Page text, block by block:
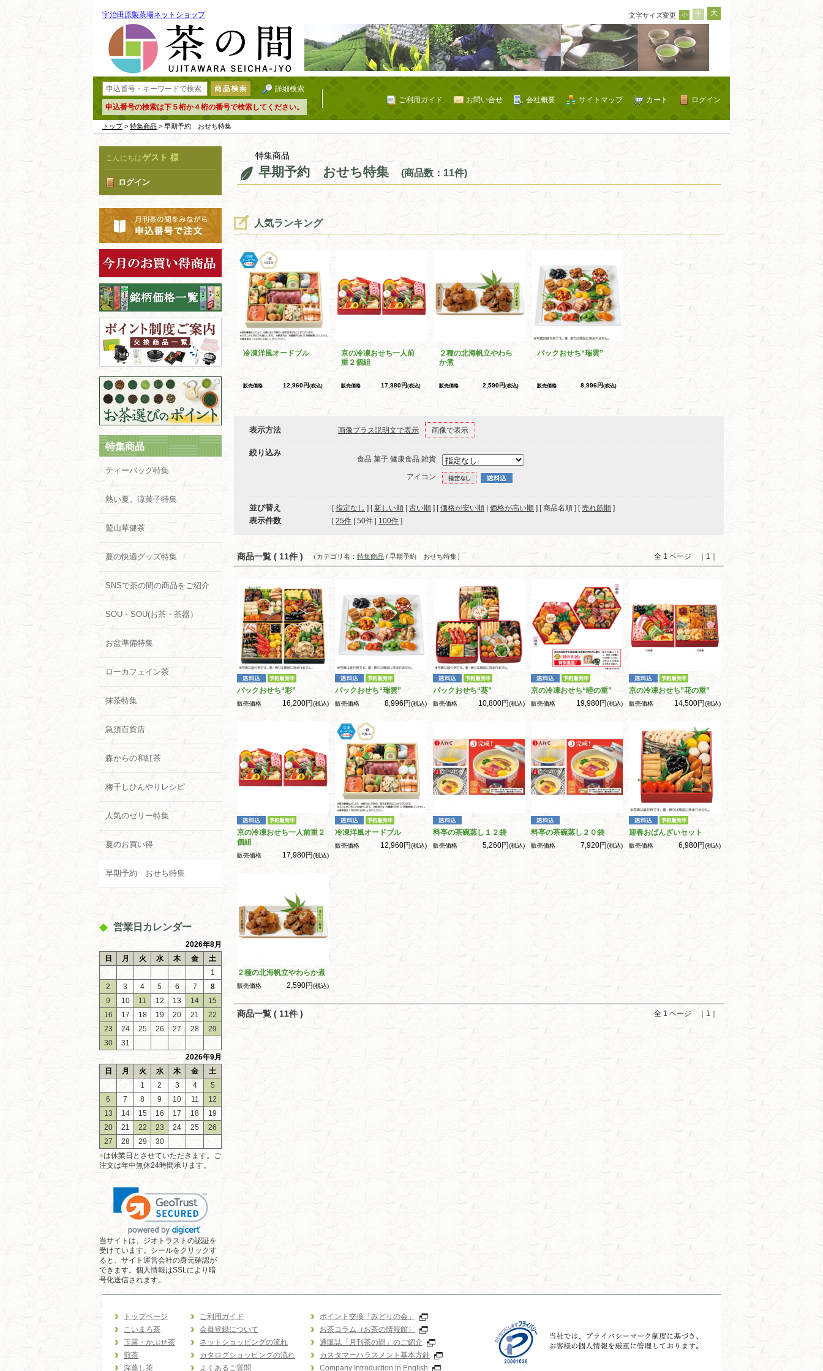
宇治田原製茶場ネットショップ 文字サイズ変更 小 中 大
詳細検索
申込番号の検索は下５桁か４桁の番号で検索してください。
ログイン
カート
サイトマップ
会社概要
お問い合せ
ご利用ガイド
トップ> 特集商品 > 早期予約 おせち特集
こんにちはゲスト 様
ログイン
特集商品
ティーバッグ特集
熱い夏。涼菓子特集
鷲山草健茶
夏の快適グッズ特集
SNSで茶の間の商品をご紹介
SOU・SOU(お茶・茶器）
お盆準備特集
ローカフェイン茶
抹茶特集
急須百貨店
森からの和紅茶
梅干しひんやりレシピ
人気のゼリー特集
夏のお買い得
早期予約 おせち特集
営業日カレンダー
2026年8月
日
月 火 水 木 金
土
1
2
3 4 5 6 7
8
9
10 11 12 13 14
15
16
17 18 19 20 21
22
23
24 25 26 27 28
29
30
31
2026年9月
日
月 火 水 木 金
土
1
2 3 4
5
6
7 8 9 10 11
12
13
14 15 16 17 18
19
20
21 22 23 24 25
26
27
28 29
30
■は休業日とさせていただきます。ご
注文は年中無休24時間承ります。
当サイトは、ジオトラストの認証を
受けています。シールをクリックす
ると、サイト運営会社の身元確認が
できます。個人情報はSSLにより暗
号化送信されます。
特集商品
早期予約 おせち特集 (商品数：11件)
人気ランキング
冷凍洋風オードブル
販売価格 12,960円(税込)
京の冷凍おせち一人前
重２個組
販売価格 17,980円(税込)
２種の北海帆立やわら
か煮
販売価格 2,590円(税込)
パックおせち“瑞雲”
販売価格 8,996円(税込)
表示方法 画像プラス説明文で表示 画像で表示
絞り込み
食品 菓子 健康食品 雑貨
アイコン
並び替え [指定なし ] [ 新しい順 古い順 ] [価格が安い順 価格が高い順 ] [ 商品名順 ] [売れ筋順 ]
表示件数 [ 25件 50件 100件 ]
商品一覧 ( 11件 ) 全 1 ページ ｜1｜
（カテゴリ名： 特集商品 / 早期予約 おせち特集）
パックおせち“彩”
販売価格 16,200円(税込)
パックおせち“瑞雲”
販売価格 8,996円(税込)
パックおせち“葵”
販売価格 10,800円(税込)
京の冷凍おせち“睦の重”
販売価格 19,980円(税込)
京の冷凍おせち”花の重”
販売価格 14,500円(税込)
京の冷凍おせち一人前重２
個組
販売価格 17,980円(税込)
冷凍洋風オードブル
販売価格 12,960円(税込)
料亭の茶碗蒸し１２袋
販売価格 5,260円(税込)
料亭の茶碗蒸し２０袋
販売価格 7,920円(税込)
迎春おばんざいセット
販売価格 6,980円(税込)
２種の北海帆立やわらか煮
販売価格 2,590円(税込)
商品一覧 ( 11件 ) 全 1 ページ ｜1｜
トップページ
こいまろ茶
玉露・かぶせ茶
煎茶
深蒸し茶
ご利用ガイド
会員登録について
ネットショッピングの流れ
カタログショッピングの流れ
よくあるご質問
ポイント交換「みどりの会」
お茶コラム（お茶の情報館）
通販誌「月刊茶の間」のご紹介
カスタマーハラスメント基本方針
Company Introduction in English